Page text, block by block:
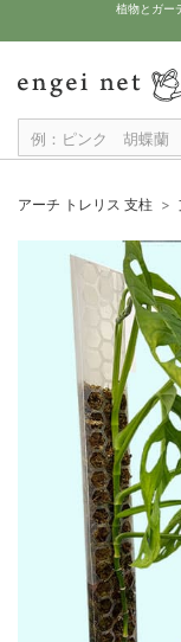
植物とガー
アーチ トレリス 支柱